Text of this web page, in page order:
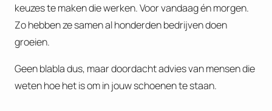
keuzes te maken die werken. Voor vandaag én morgen.
Zo hebben ze samen al honderden bedrijven doen
groeien.
Geen blabla dus, maar doordacht advies van mensen die
weten hoe het is om in jouw schoenen te staan.